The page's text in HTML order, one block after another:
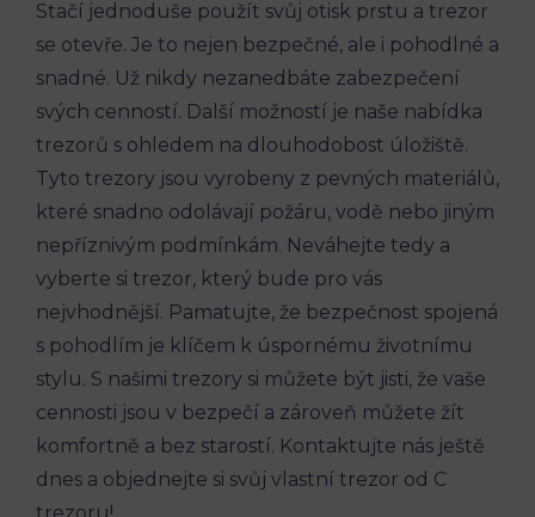
Stačí jednoduše použít svůj otisk prstu a trezor
se otevře. Je to nejen bezpečné, ale i pohodlné a
snadné. Už nikdy nezanedbáte zabezpečení
svých cenností. Další možností je naše nabídka
trezorů s ohledem na dlouhodobost úložiště.
Tyto trezory jsou vyrobeny z pevných materiálů,
které snadno odolávají požáru, vodě nebo jiným
nepříznivým podmínkám. Neváhejte tedy a
vyberte si trezor, který bude pro vás
nejvhodnější. Pamatujte, že bezpečnost spojená
s pohodlím je klíčem k úspornému životnímu
stylu. S našimi trezory si můžete být jisti, že vaše
cennosti jsou v bezpečí a zároveň můžete žít
komfortně a bez starostí. Kontaktujte nás ještě
dnes a objednejte si svůj vlastní trezor od C
trezoru!